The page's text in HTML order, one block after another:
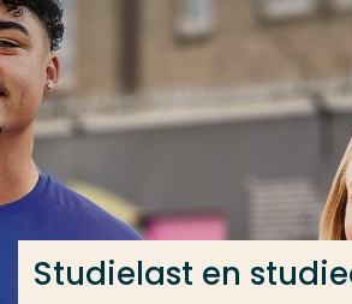
Ga direct naar de content
... > Studielast en studieadvies
Studielast en
Veel gezocht
Opleiding
Contact